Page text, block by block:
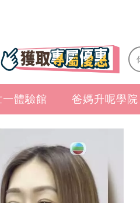
一體驗館 爸媽升呢學院